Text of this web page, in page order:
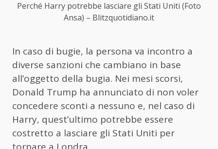
Perché Harry potrebbe lasciare gli Stati Uniti (Foto
Ansa) – Blitzquotidiano.it
In caso di bugie, la persona va incontro a
diverse sanzioni che cambiano in base
all’oggetto della bugia. Nei mesi scorsi,
Donald Trump ha annunciato di non voler
concedere sconti a nessuno e, nel caso di
Harry, quest’ultimo potrebbe essere
costretto a lasciare gli Stati Uniti per